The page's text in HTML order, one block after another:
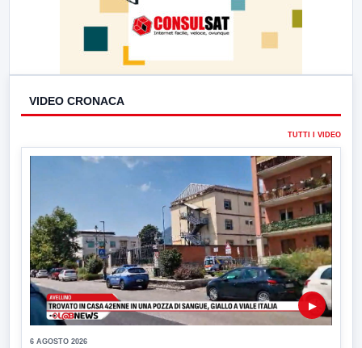
VIDEO CRONACA
TUTTI I VIDEO
▶
6 AGOSTO 2026